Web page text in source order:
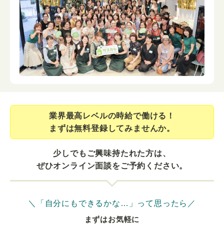
業界最⾼レベルの時給で働ける！
まずは無料登録してみませんか。
少しでもご興味持たれた方は、
ぜひオンライン面談をご予約ください。
＼「自分にもできるかな…」って思ったら／
まずはお気軽に